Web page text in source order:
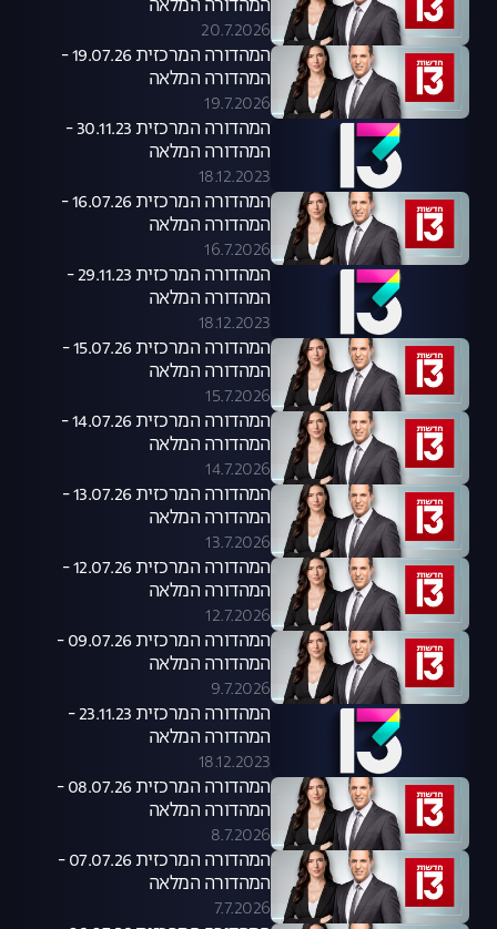
המהדורה המלאה
20.7.2026
המהדורה המרכזית 19.07.26 -
המהדורה המלאה
19.7.2026
המהדורה המרכזית 30.11.23 -
המהדורה המלאה
18.12.2023
המהדורה המרכזית 16.07.26 -
המהדורה המלאה
16.7.2026
המהדורה המרכזית 29.11.23 -
המהדורה המלאה
18.12.2023
המהדורה המרכזית 15.07.26 -
המהדורה המלאה
15.7.2026
המהדורה המרכזית 14.07.26 -
המהדורה המלאה
14.7.2026
המהדורה המרכזית 13.07.26 -
המהדורה המלאה
13.7.2026
המהדורה המרכזית 12.07.26 -
המהדורה המלאה
12.7.2026
המהדורה המרכזית 09.07.26 -
המהדורה המלאה
9.7.2026
המהדורה המרכזית 23.11.23 -
המהדורה המלאה
18.12.2023
המהדורה המרכזית 08.07.26 -
המהדורה המלאה
8.7.2026
המהדורה המרכזית 07.07.26 -
המהדורה המלאה
7.7.2026